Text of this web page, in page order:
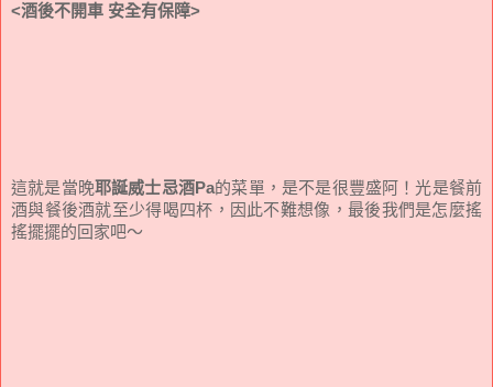
<酒後不開車 安全有保障>
這就是當晚耶誕威士忌酒Pa的菜單，是不是很豐盛阿！光是餐前
酒與餐後酒就至少得喝四杯，因此不難想像，最後我們是怎麼搖
搖擺擺的回家吧～